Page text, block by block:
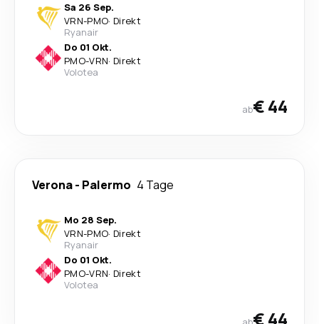
Sa 26 Sep.
VRN-PMO· Direkt
Ryanair
Do 01 Okt.
PMO-VRN· Direkt
Volotea
ab€ 44
Verona- Palermo 4 Tage
Mo 28 Sep.
VRN-PMO· Direkt
Ryanair
Do 01 Okt.
PMO-VRN· Direkt
Volotea
€ 44